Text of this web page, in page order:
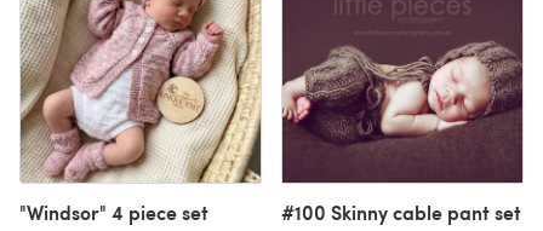
"Windsor" 4 piece set #100 Skinny cable pant set